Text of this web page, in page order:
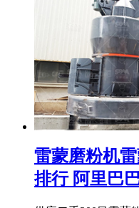
雷蒙磨粉机雷
排行 阿里巴